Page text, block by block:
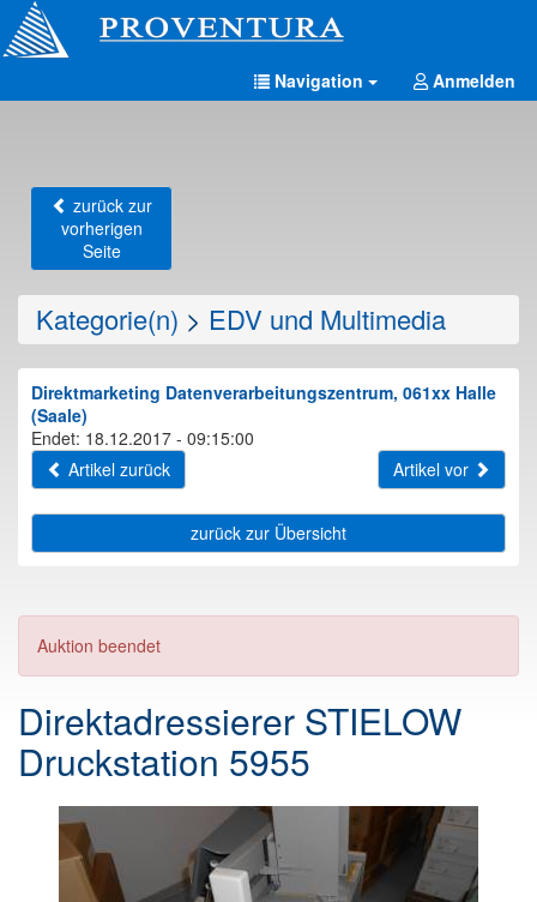
Navigation Anmelden
zurück zur
vorherigen
Seite
Kategorie(n) > EDV und Multimedia
Direktmarketing Datenverarbeitungszentrum, 061xx Halle
(Saale)
Endet: 18.12.2017 - 09:15:00
Artikel zurück
Artikel vor
zurück zur Übersicht
Auktion beendet
Direktadressierer STIELOW
Druckstation 5955